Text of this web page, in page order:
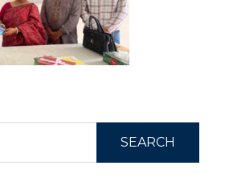
SEARCH